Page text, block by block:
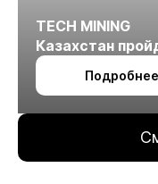
TECH MINING
Казахстан
октября в
Подробнее